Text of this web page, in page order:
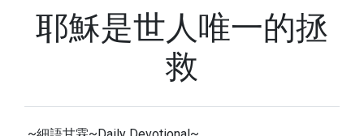
耶穌是世人唯一的拯
救